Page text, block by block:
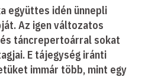
együttes idén ünnepli
Az igen változatos
táncrepertoárral sokat
E tájegység iránti
immár több, mint egy